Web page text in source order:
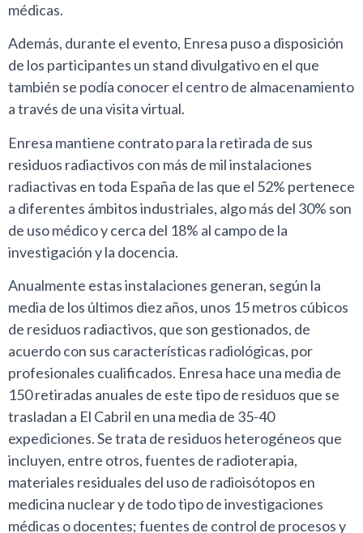
médicas.
Además, durante el evento, Enresa puso a disposición
de los participantes un stand divulgativo en el que
también se podía conocer el centro de almacenamiento
a través de una visita virtual.
Enresa mantiene contrato para la retirada de sus
residuos radiactivos con más de mil instalaciones
radiactivas en toda España de las que el 52% pertenece
a diferentes ámbitos industriales, algo más del 30% son
de uso médico y cerca del 18% al campo de la
investigación y la docencia.
Anualmente estas instalaciones generan, según la
media de los últimos diez años, unos 15 metros cúbicos
de residuos radiactivos, que son gestionados, de
acuerdo con sus características radiológicas, por
profesionales cualificados. Enresa hace una media de
150 retiradas anuales de este tipo de residuos que se
trasladan a El Cabril en una media de 35-40
expediciones. Se trata de residuos heterogéneos que
incluyen, entre otros, fuentes de radioterapia,
materiales residuales del uso de radioisótopos en
medicina nuclear y de todo tipo de investigaciones
médicas o docentes; fuentes de control de procesos y